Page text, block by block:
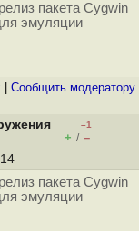
пакета Cygwin
эмуляции
Cообщить модератору
–1
+ / –
пакета Cygwin
эмуляции